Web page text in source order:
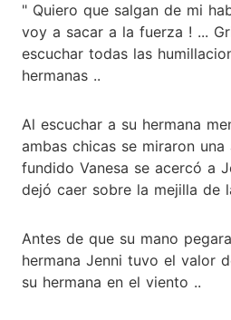
" Quiero que salgan de mi
voy a sacar a la fuerza ! ...
escuchar todas las
hermanas ..
Al escuchar a su hermana
ambas chicas se miraron
fundido Vanesa se acercó a
dejó caer sobre la mejilla de
Antes de que su mano
hermana Jenni tuvo el valor
su hermana en el viento ..